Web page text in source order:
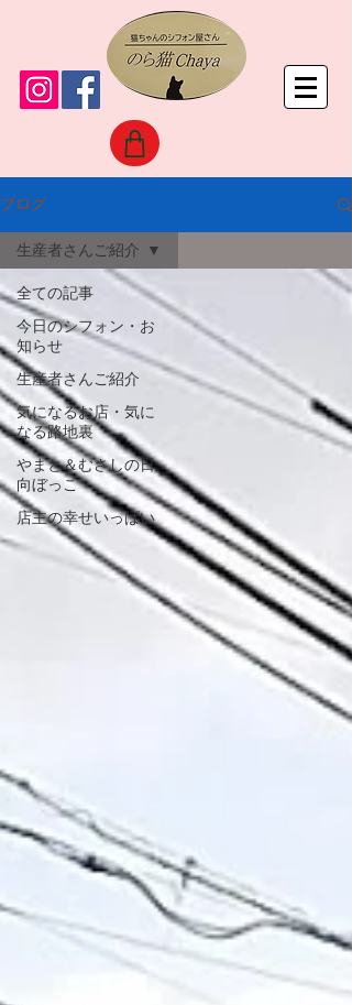
ブログ
全ての記事
今日のシフォン・お
知らせ
生産者さんご紹介
気になるお店・気に
なる路地裏
やまと＆むさしの日
向ぼっこ
店主の幸せいっぱい
生産者さんご紹介